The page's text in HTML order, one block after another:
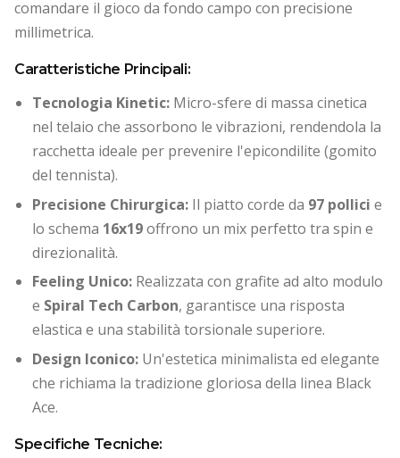
comandare il gioco da fondo campo con precisione
millimetrica.
Caratteristiche Principali:
Tecnologia Kinetic: Micro-sfere di massa cinetica
nel telaio che assorbono le vibrazioni, rendendola la
racchetta ideale per prevenire l'epicondilite (gomito
del tennista).
Precisione Chirurgica: Il piatto corde da 97 pollici e
lo schema 16x19offrono un mix perfetto tra spin e
direzionalità.
Feeling Unico: Realizzata con grafite ad alto modulo
e Spiral Tech Carbon, garantisce una risposta
elastica e una stabilità torsionale superiore.
Design Iconico: Un'estetica minimalista ed elegante
che richiama la tradizione gloriosa della linea Black
Ace.
Specifiche Tecniche: